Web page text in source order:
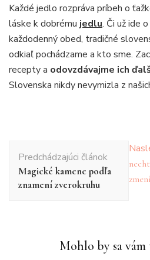
Každé jedlo rozpráva príbeh o
láske k dobrému jedlu. Či už ide
každodenný obed, tradičné
odkiaľ pochádzame a kto sme.
recepty a odovzdávajme ich
Slovenska nikdy nevymizla z
článku
Predchádzajúci článok
Magické kamene podľa
znamení zverokruhu
Mohlo by sa vám